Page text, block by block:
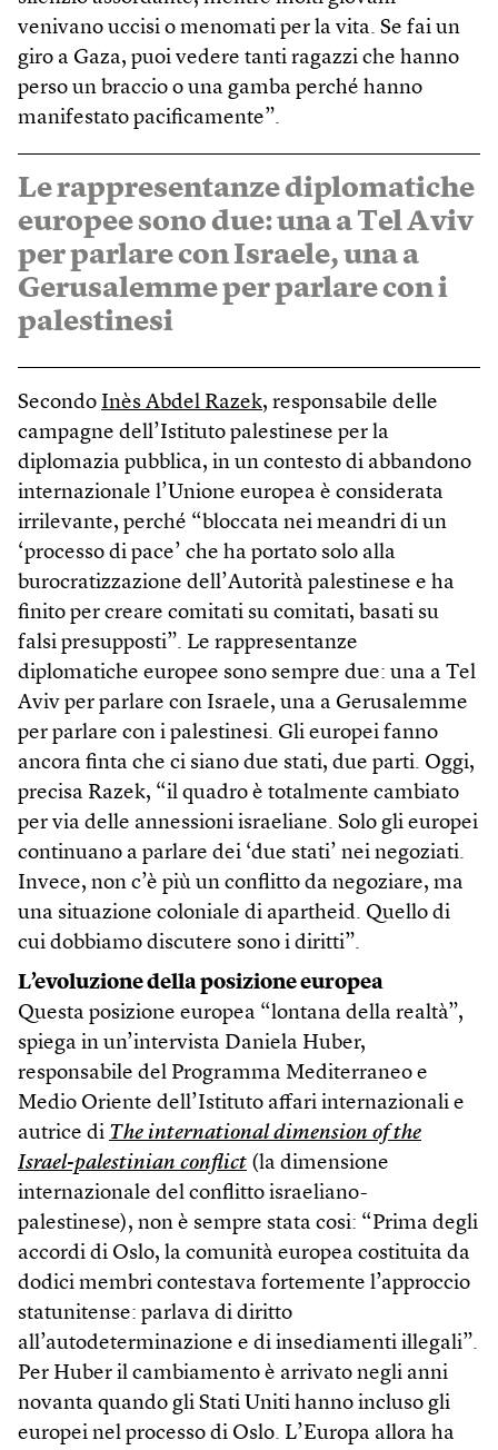
venivano uccisi o menomati per la vita. Se fai un
giro a Gaza, puoi vedere tanti ragazzi che hanno
perso un braccio o una gamba perché hanno
manifestato pacificamente”.
Le rappresentanze diplomatiche
europee sono due: una a Tel Aviv
per parlare con Israele, una a
Gerusalemme per parlare con i
palestinesi
Secondo Inès Abdel Razek, responsabile delle
campagne dell’Istituto palestinese per la
diplomazia pubblica, in un contesto di abbandono
internazionale l’Unione europea è considerata
irrilevante, perché “bloccata nei meandri di un
‘processo di pace’ che ha portato solo alla
burocratizzazione dell’Autorità palestinese e ha
finito per creare comitati su comitati, basati su
falsi presupposti”. Le rappresentanze
diplomatiche europee sono sempre due: una a Tel
Aviv per parlare con Israele, una a Gerusalemme
per parlare con i palestinesi. Gli europei fanno
ancora finta che ci siano due stati, due parti. Oggi,
precisa Razek, “il quadro è totalmente cambiato
per via delle annessioni israeliane. Solo gli europei
continuano a parlare dei ‘due stati’ nei negoziati.
Invece, non c’è più un conflitto da negoziare, ma
una situazione coloniale di apartheid. Quello di
cui dobbiamo discutere sono i diritti”.
L’evoluzione della posizione europea
Questa posizione europea “lontana della realtà”,
spiega in un’intervista Daniela Huber,
responsabile del Programma Mediterraneo e
Medio Oriente dell’Istituto affari internazionali e
autrice di The international dimension of the
Israel-palestinian conflict (la dimensione
internazionale del conflitto israeliano-
palestinese), non è sempre stata cosi: “Prima degli
accordi di Oslo, la comunità europea costituita da
dodici membri contestava fortemente l’approccio
statunitense: parlava di diritto
all’autodeterminazione e di insediamenti illegali”.
Per Huber il cambiamento è arrivato negli anni
novanta quando gli Stati Uniti hanno incluso gli
europei nel processo di Oslo. L’Europa allora ha